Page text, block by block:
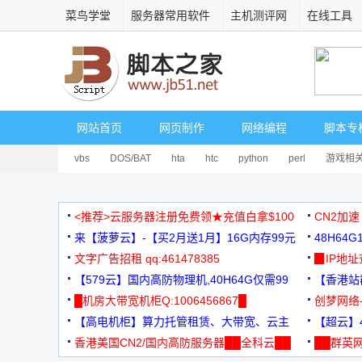
菜鸟学堂 服务器常用软件 主机测评网 在线工具
网站首页 网页制作 网络编程 脚本专
vbs DOS/BAT hta htc python perl 游戏相
<推荐>云服务器注册免费领★充值白拿$100
CN2加
来【菠萝云】-【买2月送1月】16G内存99元
3000+
文字广告招租 qq:461478385
▉IP地
【579云】国内高防物理机,40H64G仅需99
元
【香港
█机房大带宽机柜Q:1006456867█
创梦网
88元/月
【高电机柜】算力托管租赁、大带宽、云主
机
【超云
香港美国CN2/国内高防服务器██全科云██
██群英